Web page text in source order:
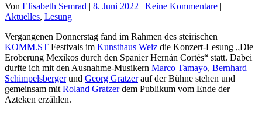
Von Elisabeth Semrad | 8. Juni 2022 | Keine Kommentare |
Aktuelles, Lesung
Vergangenen Donnerstag fand im Rahmen des steirischen
KOMM.ST Festivals im Kunsthaus Weiz die Konzert-Lesung „Die
Eroberung Mexikos durch den Spanier Hernán Cortés“ statt. Dabei
durfte ich mit den Ausnahme-Musikern Marco Tamayo, Bernhard
Schimpelsbergerund Georg Gratzerauf der Bühne stehen und
gemeinsam mit Roland Gratzerdem Publikum vom Ende der
Azteken erzählen.